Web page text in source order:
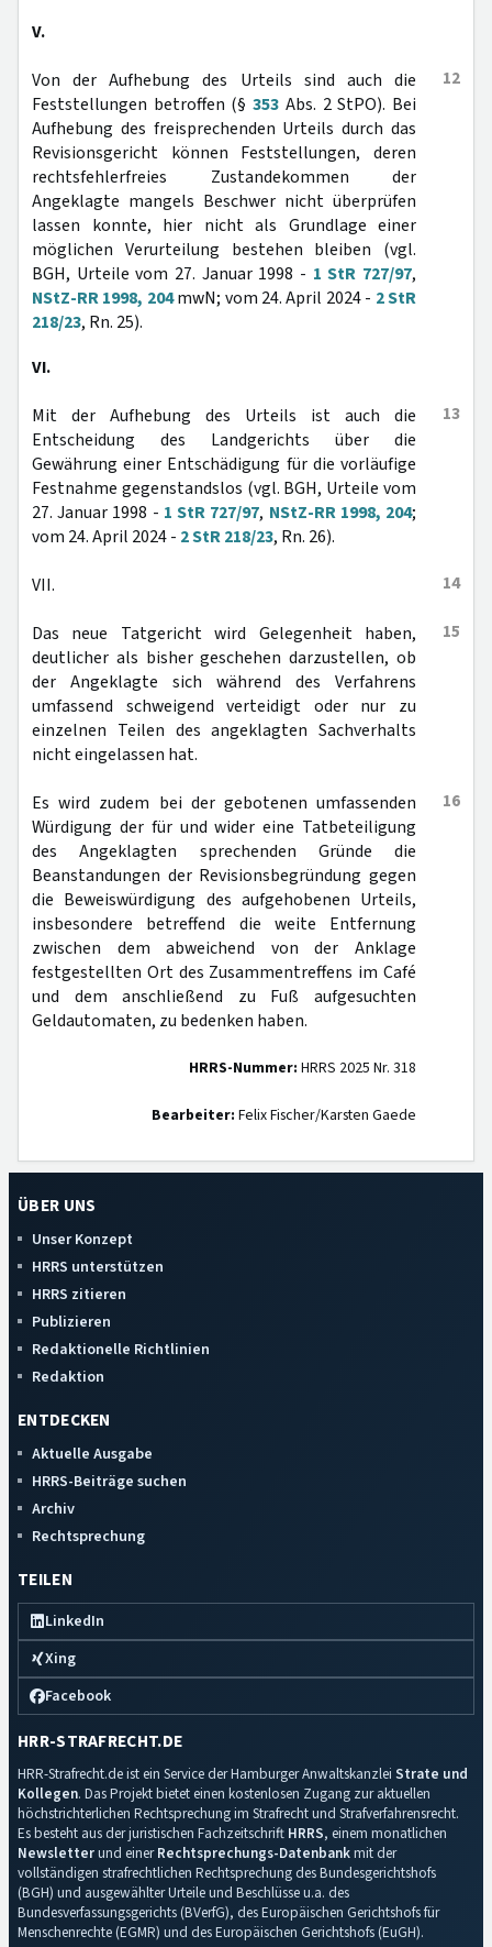
V.
12
Von der Aufhebung des Urteils sind auch die
Feststellungen betroffen (§353 Abs. 2 StPO). Bei
Aufhebung des freisprechenden Urteils durch das
Revisionsgericht können Feststellungen, deren
rechtsfehlerfreies Zustandekommen der
Angeklagte mangels Beschwer nicht überprüfen
lassen konnte, hier nicht als Grundlage einer
möglichen Verurteilung bestehen bleiben (vgl.
BGH, Urteile vom 27. Januar 1998 - 1 StR 727/97,
NStZ-RR 1998, 204mwN; vom 24. April 2024 - 2 StR
218/23, Rn. 25).
VI.
13
Mit der Aufhebung des Urteils ist auch die
Entscheidung des Landgerichts über die
Gewährung einer Entschädigung für die vorläufige
Festnahme gegenstandslos (vgl. BGH, Urteile vom
27. Januar 1998 - 1 StR 727/97, NStZ-RR 1998, 204;
vom 24. April 2024 - 2 StR 218/23, Rn. 26).
14
VII.
15
Das neue Tatgericht wird Gelegenheit haben,
deutlicher als bisher geschehen darzustellen, ob
der Angeklagte sich während des Verfahrens
umfassend schweigend verteidigt oder nur zu
einzelnen Teilen des angeklagten Sachverhalts
nicht eingelassen hat.
16
Es wird zudem bei der gebotenen umfassenden
Würdigung der für und wider eine Tatbeteiligung
des Angeklagten sprechenden Gründe die
Beanstandungen der Revisionsbegründung gegen
die Beweiswürdigung des aufgehobenen Urteils,
insbesondere betreffend die weite Entfernung
zwischen dem abweichend von der Anklage
festgestellten Ort des Zusammentreffens im Café
und dem anschließend zu Fuß aufgesuchten
Geldautomaten, zu bedenken haben.
HRRS-Nummer: HRRS 2025 Nr. 318
Bearbeiter: Felix Fischer/Karsten Gaede
ÜBER UNS
Unser Konzept
HRRS unterstützen
HRRS zitieren
Publizieren
Redaktionelle Richtlinien
Redaktion
ENTDECKEN
Aktuelle Ausgabe
HRRS-Beiträge suchen
Archiv
Rechtsprechung
TEILEN
LinkedIn
Xing
Facebook
HRR-STRAFRECHT.DE
HRR-Strafrecht.de ist ein Service der Hamburger Anwaltskanzlei Strate und
Kollegen. Das Projekt bietet einen kostenlosen Zugang zur aktuellen
höchstrichterlichen Rechtsprechung im Strafrecht und Strafverfahrensrecht.
Es besteht aus der juristischen Fachzeitschrift HRRS, einem monatlichen
Newsletterund einerRechtsprechungs-Datenbankmit der
vollständigen strafrechtlichen Rechtsprechung des Bundesgerichtshofs
(BGH) und ausgewählter Urteile und Beschlüsse u.a. des
Bundesverfassungsgerichts (BVerfG), des Europäischen Gerichtshofs für
Menschenrechte (EGMR) und des Europäischen Gerichtshofs (EuGH).